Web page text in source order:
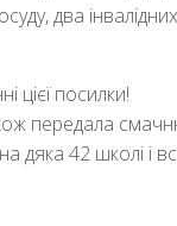
два інвалідних
цієї посилки!
передала
дяка 42 школі і